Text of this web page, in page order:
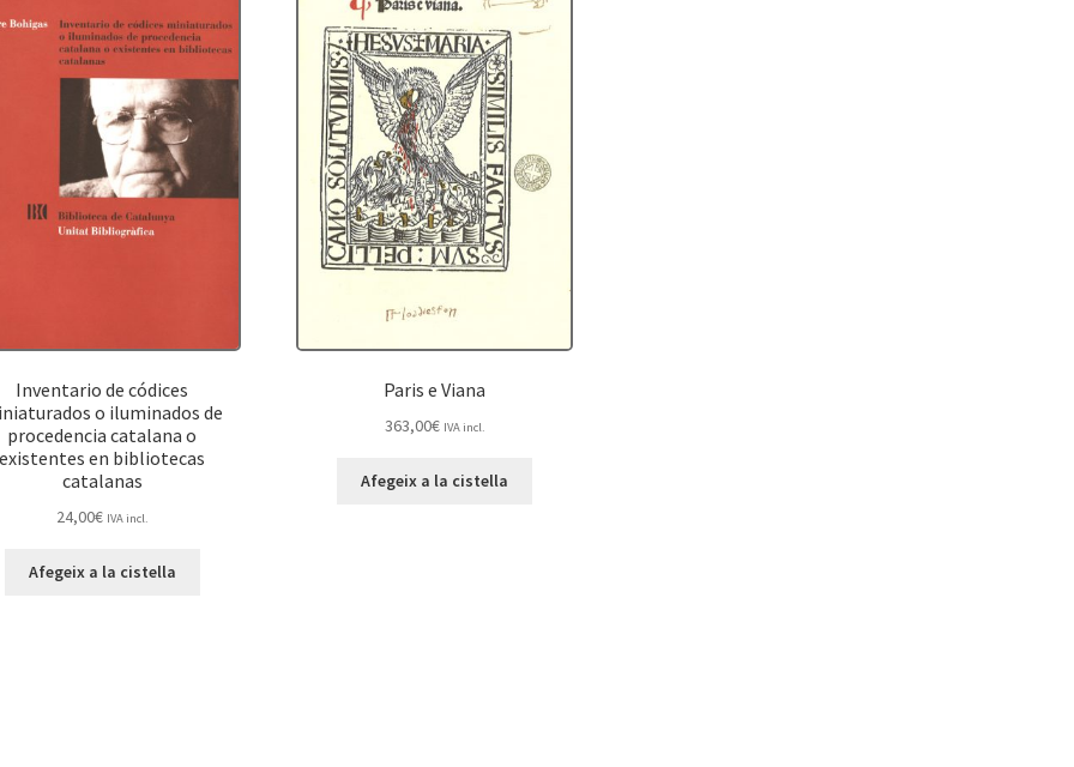
Inventario de códices
o iluminados de
procedencia catalana o
existentes en bibliotecas
catalanas
24,00€ IVA incl.
Afegeix a la cistella
Paris e Viana
363,00€ IVA incl.
Afegeix a la cistella